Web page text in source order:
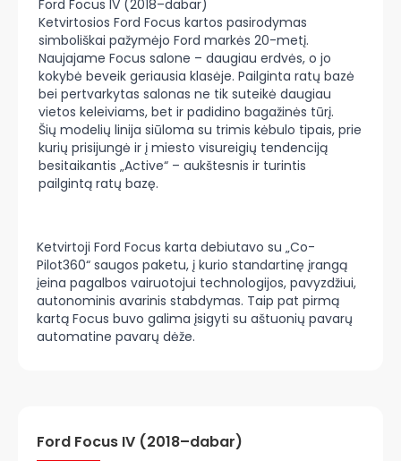
Ford Focus IV (2018–dabar)
Ketvirtosios Ford Focus kartos pasirodymas
simboliškai pažymėjo Ford markės 20-metį.
Naujajame Focus salone – daugiau erdvės, o jo
kokybė beveik geriausia klasėje. Pailginta ratų bazė
bei pertvarkytas salonas ne tik suteikė daugiau
vietos keleiviams, bet ir padidino bagažinės tūrį.
Šių modelių linija siūloma su trimis kėbulo tipais, prie
kurių prisijungė ir į miesto visureigių tendenciją
besitaikantis „Active“ – aukštesnis ir turintis
pailgintą ratų bazę.
Ketvirtoji Ford Focus karta debiutavo su „Co-
Pilot360“ saugos paketu, į kurio standartinę įrangą
įeina pagalbos vairuotojui technologijos, pavyzdžiui,
autonominis avarinis stabdymas. Taip pat pirmą
kartą Focus buvo galima įsigyti su aštuonių pavarų
automatine pavarų dėže.
Ford Focus IV (2018–dabar)